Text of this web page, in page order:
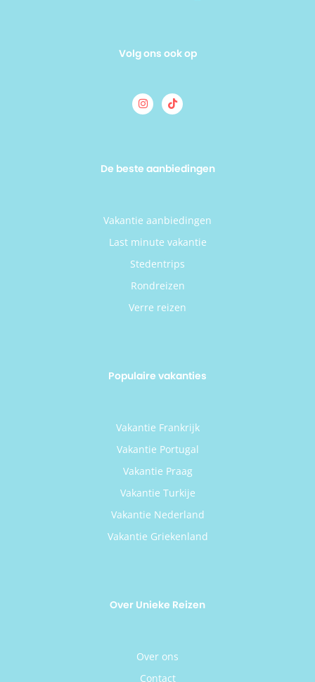
Volg ons ook op
De beste aanbiedingen
Vakantie aanbiedingen
Last minute vakantie
Stedentrips
Rondreizen
Verre reizen
Populaire vakanties
Vakantie Frankrijk
Vakantie Portugal
Vakantie Praag
Vakantie Turkije
Vakantie Nederland
Vakantie Griekenland
Over Unieke Reizen
Over ons
Contact